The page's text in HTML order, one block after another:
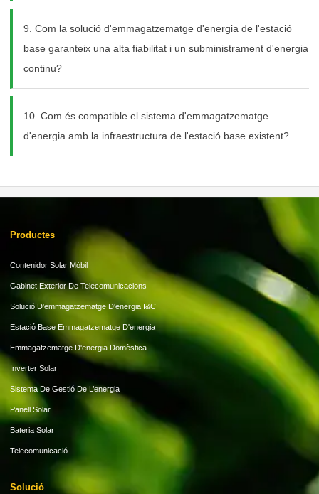
9. Com la solució d'emmagatzematge d'energia de l'estació
base garanteix una alta fiabilitat i un subministrament d'energia
continu?
10. Com és compatible el sistema d'emmagatzematge
d'energia amb la infraestructura de l'estació base existent?
Productes
Contenidor Solar Mòbil
Gabinet Exterior De Telecomunicacions
Solució D'emmagatzematge D'energia I&C
Estació Base Emmagatzematge D'energia
Emmagatzematge D'energia Domèstica
Inverter Solar
Sistema De Gestió De L’energia
Panell Solar
Bateria Solar
Telecomunicació
Solució